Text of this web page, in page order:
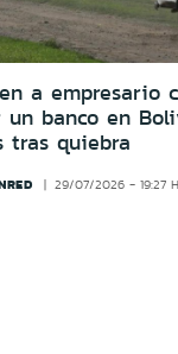
a empresario
un banco en
tras quiebra
29/07/2026 - 19:27